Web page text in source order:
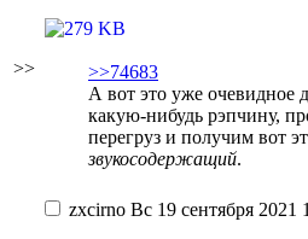
>>
>>74683
А вот это уже очевидное
какую-нибудь рэпчину,
перегруз и получим вот
звукосодержащий.
zxcirno Вс 19 сентября 2021